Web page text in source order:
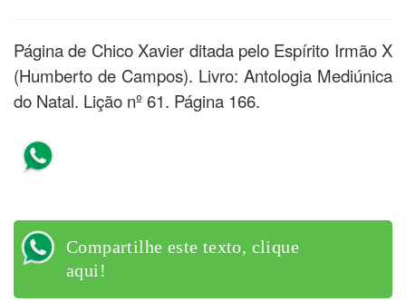
Página de Chico Xavier ditada pelo Espírito Irmão X
(Humberto de Campos). Livro: Antologia Mediúnica
do Natal. Lição nº 61. Página 166.
Compartilhe este texto, clique
aqui!